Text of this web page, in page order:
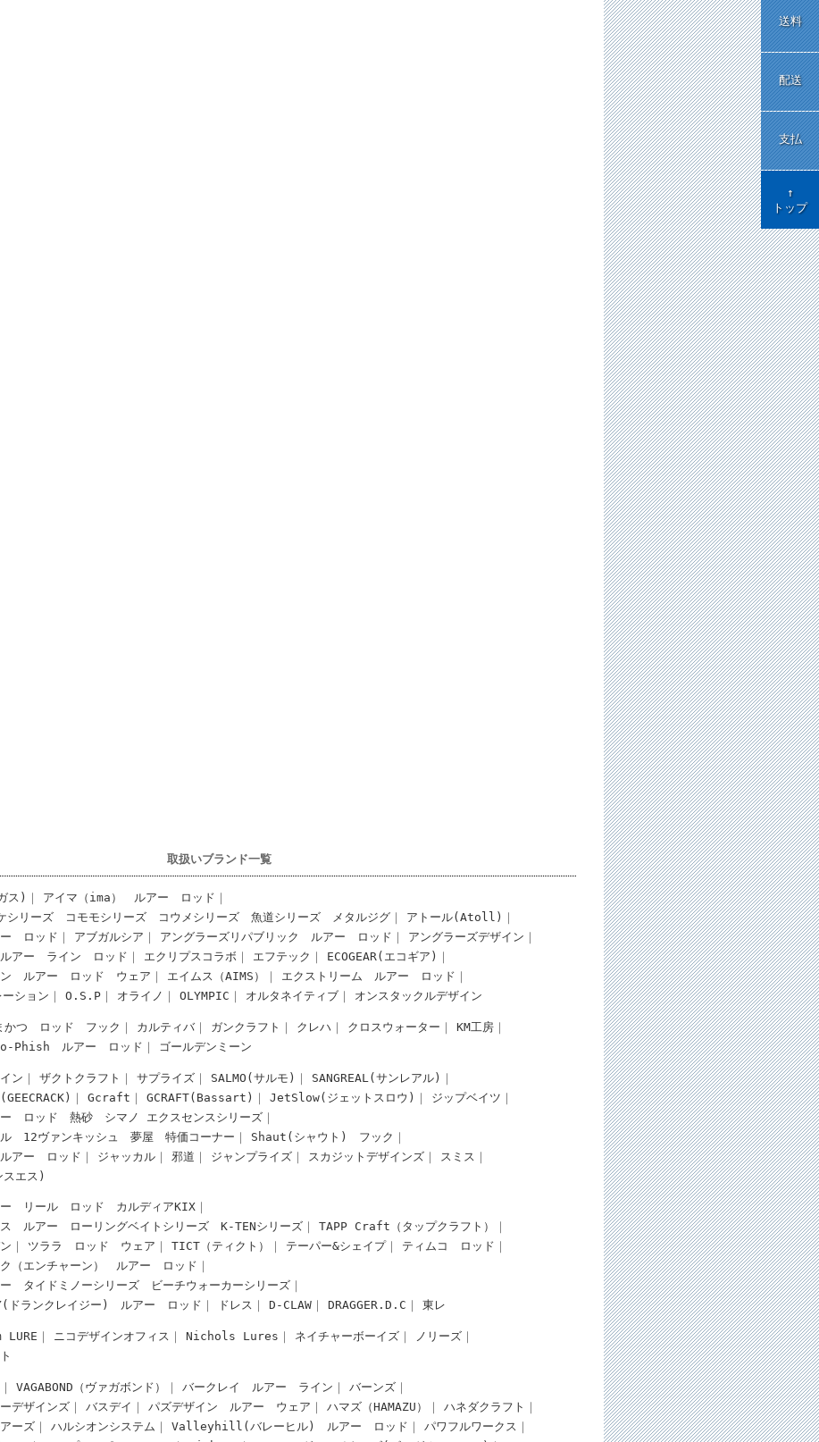
取扱いブランド一覧
ス) アイマ（ima） ルアー
ロッド
シリーズ
コモモシリーズ コウメシリーズ 魚道シリーズ メタルジグ
アトール(Atoll)
ロッド アブガルシア アングラーズリパブリック ルアー ロッド
アングラーズデザイン
アー
ライン ロッド エクリプスコラボ エフテック
ECOGEAR(エコギア)
ン ルアー
ロッド ウェア エイムス（AIMS） エクストリーム ルアー
ロッド
ーション
O.S.P オライノ OLYMPIC オルタネイティブ オンスタックルデザイン
かつ ロッド フック カルティバ ガンクラフト クレハ クロスウォーター
KM工房
Phish ルアー ロッド ゴールデンミーン
ン ザクトクラフト サプライズ SALMO(サルモ)
SANGREAL(サンレアル)
Gcraft GCRAFT(Bassart) JetSlow(ジェットスロウ)
ジップベイツ
ロッド 熱砂
シマノ エクスセンスシリーズ
12ヴァンキッシュ 夢屋 特価コーナー Shaut(シャウト)
フック
アー
ロッド ジャッカル 邪道 ジャンプライズ スカジットデザインズ
スミス
エス)
リール ロッド
カルディアKIX
ス ルアー
ローリングベイトシリーズ K-TENシリーズ
TAPP Craft（タップクラフト）
ツララ ロッド ウェア TICT（ティクト） テーパー&シェイプ ティムコ
ロッド
（エンチャーン） ルアー
ロッド
タイドミノーシリーズ
ビーチウォーカーシリーズ
ドランクレイジー) ルアー
ロッド ドレス D-CLAW DRAGGER.D.C 東レ
LURE ニコデザインオフィス Nichols Lures ネイチャーボーイズ
ノリーズ
VAGABOND（ヴァガボンド） バークレイ ルアー ライン
バーンズ
デザインズ
バスデイ パズデザイン ルアー ウェア ハマズ（HAMAZU）
ハネダクラフト
ーズ
ハルシオンシステム Valleyhill(バレーヒル) ルアー ロッド
パワフルワークス
送料
配送
支払
↑
トップ